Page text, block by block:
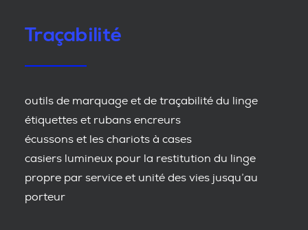
Traçabilité
outils de marquage et de traçabilité du linge
étiquettes et rubans encreurs
écussons et les chariots à cases
casiers lumineux pour la restitution du linge
propre par service et unité des vies jusqu’au
porteur